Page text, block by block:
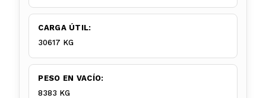
CARGA ÚTIL:
30617 KG
PESO EN VACÍO:
8383 KG